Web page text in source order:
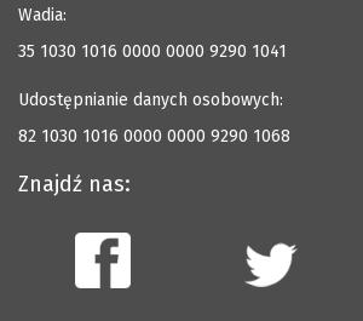
Wadia:
35 1030 1016 0000 0000 9290 1041
Udostępnianie danych osobowych:
82 1030 1016 0000 0000 9290 1068
Znajdź nas: